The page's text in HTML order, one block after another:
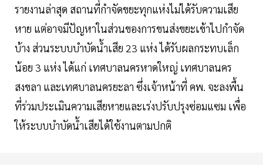
รายงานล่าสุด สถานที่กำจัดขยะทุกแห่งไม่ได้รับความเสีย
หาย แต่อาจมีปัญหาในส่วนของการขนส่งขยะเข้าไปกำจัด
บ้าง ส่วนระบบบำบัดน้ำเสีย 23 แห่ง ได้รับผลกระทบเล็ก
น้อย 3 แห่ง ได้แก่ เทศบาลนครหาดใหญ่ เทศบาลนคร
สงขลา และเทศบาลนครยะลา ซึ่งเจ้าหน้าที่ คพ. จะลงพื้น
ที่ร่วมประเมินความเสียหายและเร่งปรับปรุงซ่อมแซม เพื่อ
ให้ระบบบำบัดน้ำเสียได้ใช้งานตามปกติ